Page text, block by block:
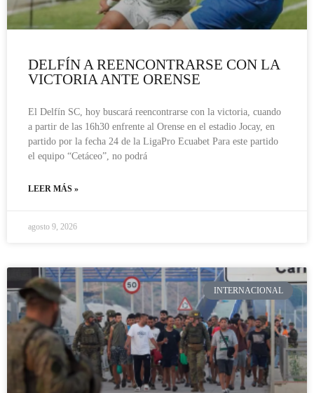
DELFÍN A REENCONTRARSE CON LA
VICTORIA ANTE ORENSE
El Delfín SC, hoy buscará reencontrarse con la victoria, cuando
a partir de las 16h30 enfrente al Orense en el estadio Jocay, en
partido por la fecha 24 de la LigaPro Ecuabet Para este partido
el equipo “Cetáceo”, no podrá
LEER MÁS »
agosto 9, 2026
INTERNACIONAL